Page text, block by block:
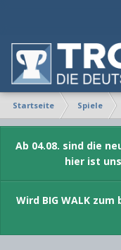
Startseite Spiele
Ab 04.08. sind die
hier ist
Wird BIG WALK